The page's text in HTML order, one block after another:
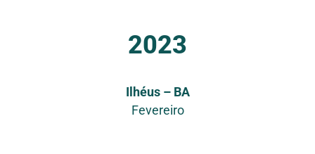
2023
Ilhéus – BA
Fevereiro